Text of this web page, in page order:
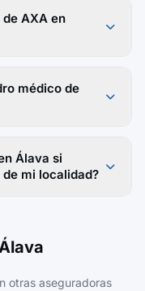
AXA en
médico de
Álava si
mi localidad?
otras aseguradoras